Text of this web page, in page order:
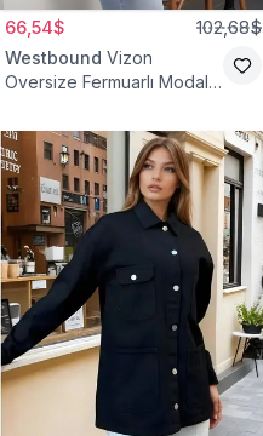
66,54$ 102,68$
Westbound Vizon
Oversize Fermuarlı Modal